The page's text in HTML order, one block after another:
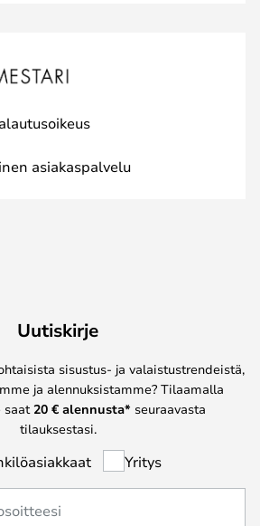
asiakaspalvelu
Uutiskirje
sisustus- ja valaistustrendeistä,
ja alennuksistamme? Tilaamalla
saat 20 € alennusta* seuraavasta
tilauksestasi.
Yritys